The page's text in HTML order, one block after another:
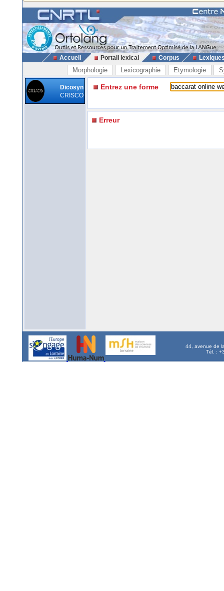
Accueil Portail lexical Corpus
Morphologie Lexicographie Etymologie
Dicosyn
CRISCO
Entrez une forme
Erreur
44, avenue de
Tél. :